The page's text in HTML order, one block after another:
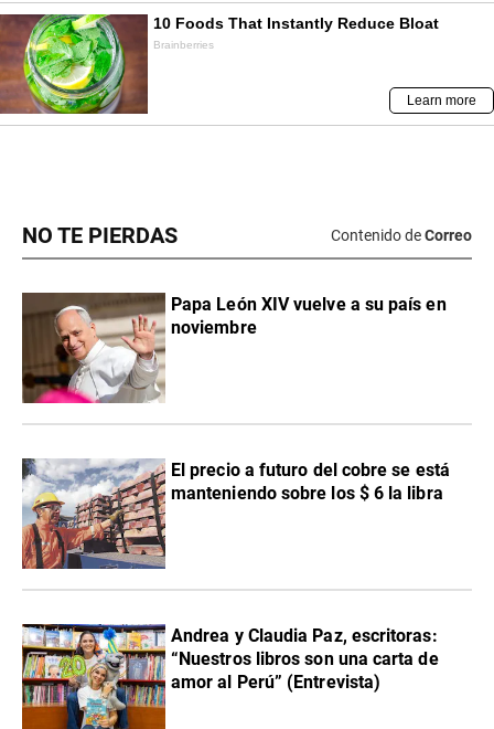
NO TE PIERDAS Contenido deCorreo
Papa León XIV vuelve a su país en
noviembre
El precio a futuro del cobre se está
manteniendo sobre los $ 6 la libra
Andrea y Claudia Paz, escritoras:
“Nuestros libros son una carta de
amor al Perú” (Entrevista)